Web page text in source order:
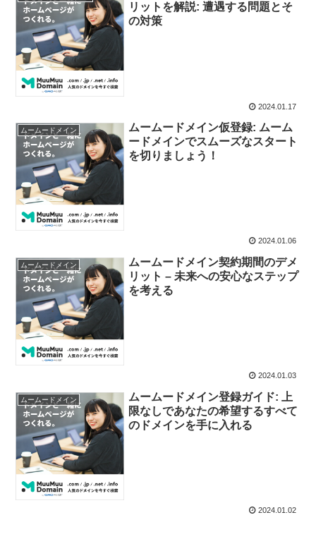
リットを解説: 遭遇する問題とそ
の対策
2024.01.17
ムームードメイン
ムームードメイン仮登録: ムーム
ードメインでスムーズなスタート
を切りましょう！
2024.01.06
ムームードメイン
ムームードメイン契約期間のデメ
リット – 未来への安心なステップ
を考える
2024.01.03
ムームードメイン
ムームードメイン登録ガイド: 上
限なしであなたの希望するすべて
のドメインを手に入れる
2024.01.02